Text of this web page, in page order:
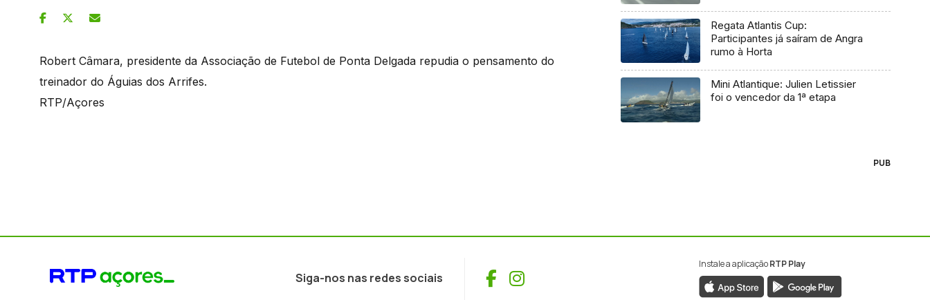
Robert Câmara, presidente da Associação de Futebol de Ponta Delgada repudia o pensamento do
treinador do Águias dos Arrifes.
RTP/Açores
Regata Atlantis Cup:
Participantes já saíram de Angra
rumo à Horta
Mini Atlantique: Julien Letissier
foi o vencedor da 1ª etapa
PUB
Siga-nos nas redes sociais Facebook
Instagram
Instale a aplicaçãoRTP Play